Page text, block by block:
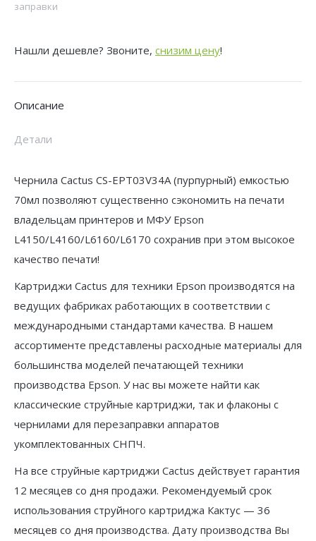
C13T03V34A
Epson
заправки
Нашли дешевле? Звоните, снизим цену!
Описание
Детали
Чернила Cactus CS-EPT03V34A (пурпурный) емкостью
70мл позволяют существенно сэкономить на печати
владельцам принтеров и МФУ Epson
L4150/L4160/L6160/L6170 сохранив при этом высокое
качество печати!
Картриджи Cactus для техники Epson производятся на
ведущих фабриках работающих в соответствии с
международными стандартами качества. В нашем
ассортименте представлены расходные материалы для
большинства моделей печатающей техники
производства Epson. У нас вы можете найти как
классические струйные картриджи, так и флаконы с
чернилами для перезаправки аппаратов
укомплектованных СНПЧ.
На все струйные картриджи Cactus действует гарантия
12 месяцев со дня продажи. Рекомендуемый срок
использования струйного картриджа Кактус — 36
месяцев со дня производства. Дату производства Вы